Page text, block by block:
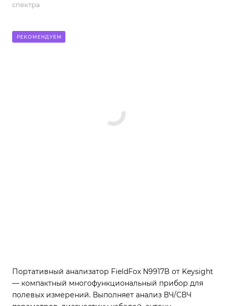
спектра
РЕКОМЕНДУЕМ
Портативный анализатор FieldFox N9917B от Keysight
— компактный многофункциональный прибор для
полевых измерений. Выполняет анализ ВЧ/СВЧ